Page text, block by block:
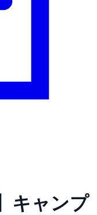
キャンプ